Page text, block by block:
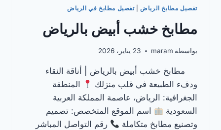
تفصيل مطابخ الرياض |تفصيل مطابخ في الرياض
مطابخ خشب أبيض بالرياض
بواسطة maram 23 يناير، 2026
مطابخ خشب أبيض بالرياض | أناقة النقاء
ودفء الطبيعة في قلب منزلك
المنطقة
الجغرافية: الرياض، عاصمة المملكة العربية
السعودية
اسم الموقع المتخصص: تصميم
وتصنيع مطابخ متكاملة
رقم التواصل المباشر